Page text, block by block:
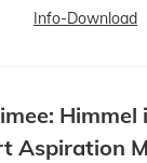
Info-Download
Himmel
Aspiration